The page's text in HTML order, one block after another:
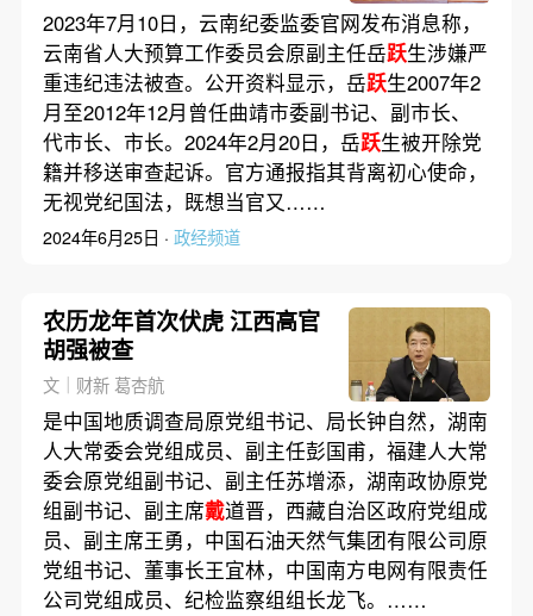
2023年7月10日，云南纪委监委官网发布消息称，
云南省人大预算工作委员会原副主任岳跃生涉嫌严
重违纪违法被查。公开资料显示，岳跃生2007年2
月至2012年12月曾任曲靖市委副书记、副市长、
代市长、市长。2024年2月20日，岳跃生被开除党
籍并移送审查起诉。官方通报指其背离初心使命，
无视党纪国法，既想当官又……
2024年6月25日 · 政经频道
农历龙年首次伏虎 江西高官
胡强被查
文｜财新 葛杏航
是中国地质调查局原党组书记、局长钟自然，湖南
人大常委会党组成员、副主任彭国甫，福建人大常
委会原党组副书记、副主任苏增添，湖南政协原党
组副书记、副主席戴道晋，西藏自治区政府党组成
员、副主席王勇，中国石油天然气集团有限公司原
党组书记、董事长王宜林，中国南方电网有限责任
公司党组成员、纪检监察组组长龙飞。……